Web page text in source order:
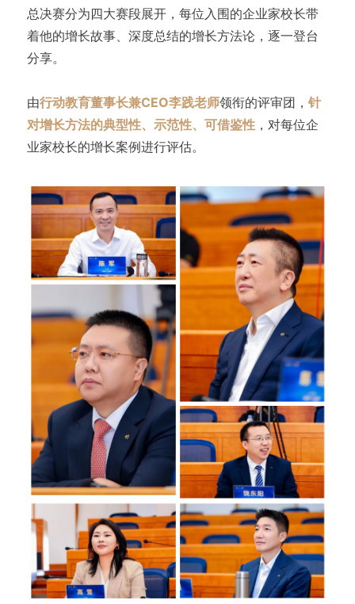
总决赛分为四大赛段展开，每位入围的企业家校长带
着他的增长故事、深度总结的增长方法论，逐一登台
分享。
由行动教育董事长兼CEO李践老师领衔的评审团， 针
对增长方法的典型性、示范性、可借鉴性，对每位企
业家校长的增长案例进行评估。